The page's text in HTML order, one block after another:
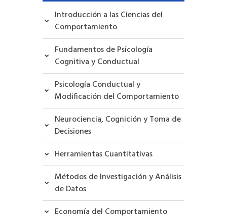
Introducción a las Ciencias del
Comportamiento
Fundamentos de Psicología
Cognitiva y Conductual
Psicología Conductual y
Modificación del Comportamiento
Neurociencia, Cognición y Toma de
Decisiones
Herramientas Cuantitativas
Métodos de Investigación y Análisis
de Datos
Economía del Comportamiento